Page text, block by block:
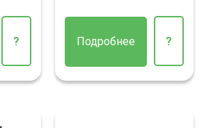
? Подробнее ?